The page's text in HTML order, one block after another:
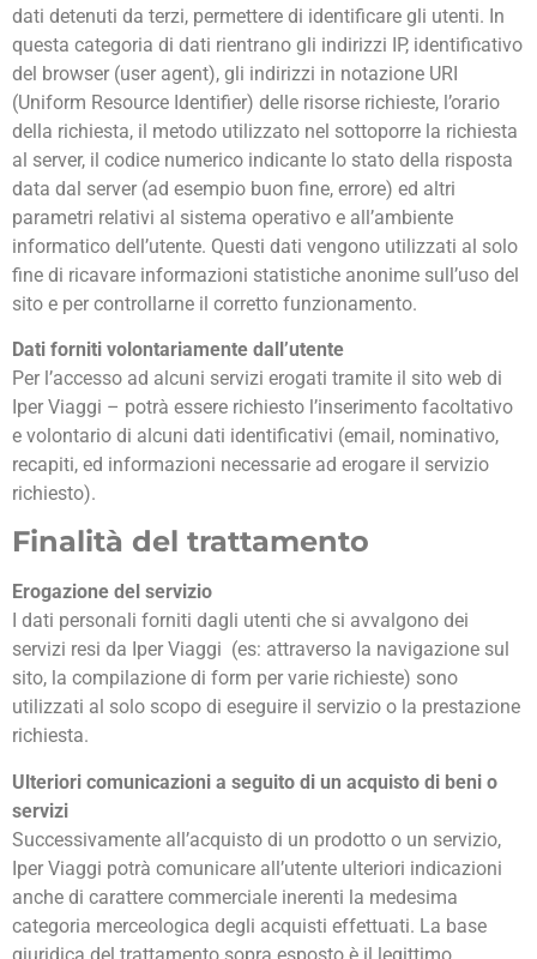
dati detenuti da terzi, permettere di identificare gli utenti. In
questa categoria di dati rientrano gli indirizzi IP, identificativo
del browser (user agent), gli indirizzi in notazione URI
(Uniform Resource Identifier) delle risorse richieste, l’orario
della richiesta, il metodo utilizzato nel sottoporre la richiesta
al server, il codice numerico indicante lo stato della risposta
data dal server (ad esempio buon fine, errore) ed altri
parametri relativi al sistema operativo e all’ambiente
informatico dell’utente. Questi dati vengono utilizzati al solo
fine di ricavare informazioni statistiche anonime sull’uso del
sito e per controllarne il corretto funzionamento.
Dati forniti volontariamente dall’utente
Per l’accesso ad alcuni servizi erogati tramite il sito web di
Iper Viaggi – potrà essere richiesto l’inserimento facoltativo
e volontario di alcuni dati identificativi (email, nominativo,
recapiti, ed informazioni necessarie ad erogare il servizio
richiesto).
Finalità del trattamento
Erogazione del servizio
I dati personali forniti dagli utenti che si avvalgono dei
servizi resi da Iper Viaggi (es: attraverso la navigazione sul
sito, la compilazione di form per varie richieste) sono
utilizzati al solo scopo di eseguire il servizio o la prestazione
richiesta.
Ulteriori comunicazioni a seguito di un acquisto di beni o
servizi
Successivamente all’acquisto di un prodotto o un servizio,
Iper Viaggi potrà comunicare all’utente ulteriori indicazioni
anche di carattere commerciale inerenti la medesima
categoria merceologica degli acquisti effettuati. La base